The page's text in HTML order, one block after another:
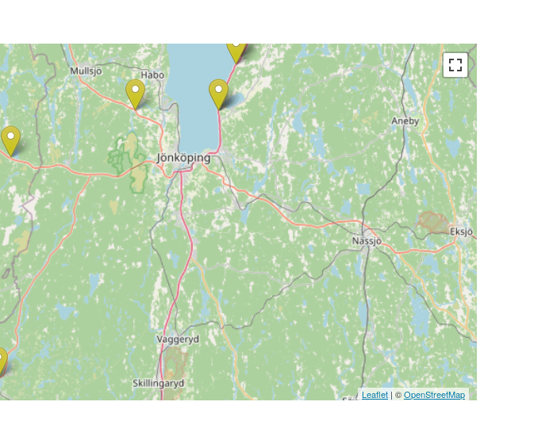
Leaflet | ©OpenStreetMap